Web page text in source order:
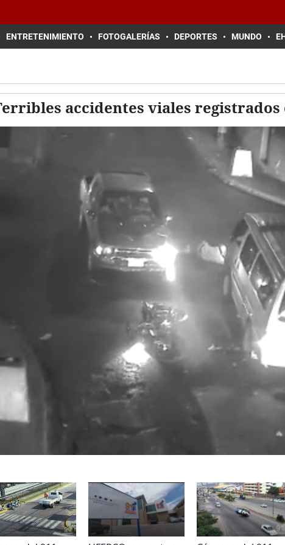
ENTRETENIMIENTO FOTOGALERÍAS DEPORTES MUNDO
accidentes viales registrados